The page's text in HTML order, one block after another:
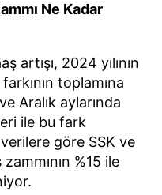
yer alan panel
ilişkin detaylı bilgi
Kanunu uyarınca
okumak ve sitemizde
çerezlerle ilgili bilgi
Ne Kadar
artışı, 2024 yılının
toplamına
Aralık aylarında
ile bu fark
göre SSK ve
%15 ile